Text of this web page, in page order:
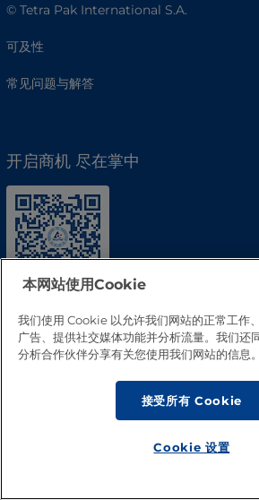
© Tetra Pak International S.A.
可及性
常见问题与解答
开启商机 尽在掌中
本网站使用Cookie
我们使用 Cookie 以允许我们网站的正常工作
广告、提供社交媒体功能并分析流量。我们还
分析合作伙伴分享有关您使用我们网站的信息。
接受所有 Cookie
Cookie 设置